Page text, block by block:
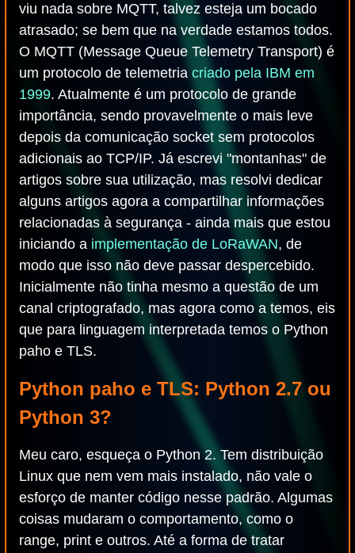
viu nada sobre MQTT, talvez esteja um bocado
atrasado; se bem que na verdade estamos todos.
O MQTT (Message Queue Telemetry Transport) é
um protocolo de telemetria criado pela IBM em
1999. Atualmente é um protocolo de grande
importância, sendo provavelmente o mais leve
depois da comunicação socket sem protocolos
adicionais ao TCP/IP. Já escrevi "montanhas" de
artigos sobre sua utilização, mas resolvi dedicar
alguns artigos agora a compartilhar informações
relacionadas à segurança - ainda mais que estou
iniciando a implementação de LoRaWAN, de
modo que isso não deve passar despercebido.
Inicialmente não tinha mesmo a questão de um
canal criptografado, mas agora como a temos, eis
que para linguagem interpretada temos o Python
paho e TLS.
Python paho e TLS: Python 2.7 ou
Python 3?
Meu caro, esqueça o Python 2. Tem distribuição
Linux que nem vem mais instalado, não vale o
esforço de manter código nesse padrão. Algumas
coisas mudaram o comportamento, como o
range, print e outros. Até a forma de tratar